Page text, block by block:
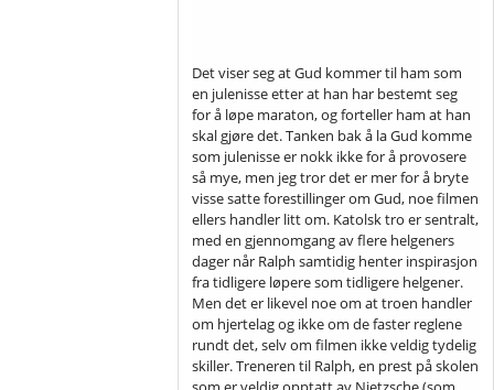
Det viser seg at Gud kommer til ham som
en julenisse etter at han har bestemt seg
for å løpe maraton, og forteller ham at han
skal gjøre det. Tanken bak å la Gud komme
som julenisse er nokk ikke for å provosere
så mye, men jeg tror det er mer for å bryte
visse satte forestillinger om Gud, noe filmen
ellers handler litt om. Katolsk tro er sentralt,
med en gjennomgang av flere helgeners
dager når Ralph samtidig henter inspirasjon
fra tidligere løpere som tidligere helgener.
Men det er likevel noe om at troen handler
om hjertelag og ikke om de faster reglene
rundt det, selv om filmen ikke veldig tydelig
skiller. Treneren til Ralph, en prest på skolen